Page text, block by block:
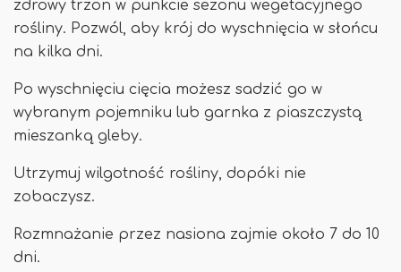
zdrowy trzon w punkcie sezonu wegetacyjnego
rośliny. Pozwól, aby krój do wyschnięcia w słońcu
na kilka dni.
Po wyschnięciu cięcia możesz sadzić go w
wybranym pojemniku lub garnka z piaszczystą
mieszanką gleby.
Utrzymuj wilgotność rośliny, dopóki nie
zobaczysz.
Rozmnażanie przez nasiona zajmie około 7 do 10
dni.